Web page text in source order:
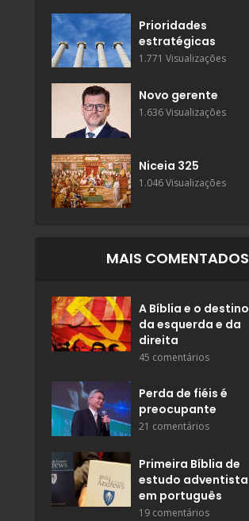
Prioridades
estratégicas
1.771 Visualizações
Novo gerente
1.636 Visualizações
Niceia 325
1.046 Visualizações
MAIS COMENTADOS
A Bíblia e o destino
da esquerda e da
direita
45 comentários
Perda de fiéis é
preocupante
21 comentários
Primeira Bíblia de
estudo adventista
em português
19 comentários